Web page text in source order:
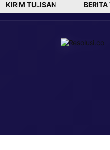
KIRIM TULISAN BERITA